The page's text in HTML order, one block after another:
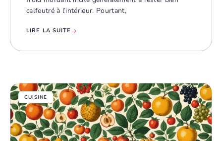
calfeutré à l’intérieur. Pourtant,
LIRE LA SUITE
CUISINE